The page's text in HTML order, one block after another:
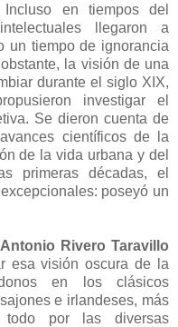
en tiempos del
llegaron a
un tiempo de ignorancia
la visión de una
durante el siglo XIX,
investigar el
Se dieron cuenta de
científicos de la
de la vida urbana y del
primeras décadas, el
poseyó un
Antonio Rivero Taravillo
esa visión oscura de la
en los clásicos
e irlandeses, más
todo por las diversas